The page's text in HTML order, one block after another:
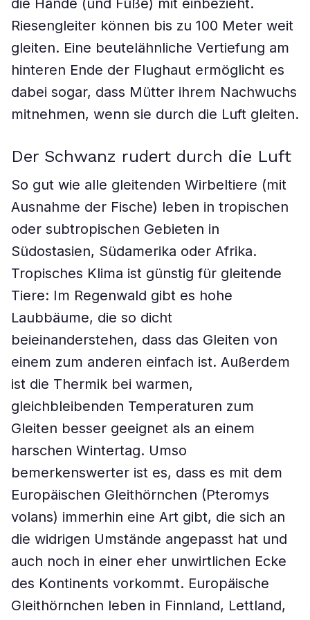
die Hände (und Füße) mit einbezieht.
Riesengleiter können bis zu 100 Meter weit
gleiten. Eine beutelähnliche Vertiefung am
hinteren Ende der Flughaut ermöglicht es
dabei sogar, dass Mütter ihrem Nachwuchs
mitnehmen, wenn sie durch die Luft gleiten.
Der Schwanz rudert durch die Luft
So gut wie alle gleitenden Wirbeltiere (mit
Ausnahme der Fische) leben in tropischen
oder subtropischen Gebieten in
Südostasien, Südamerika oder Afrika.
Tropisches Klima ist günstig für gleitende
Tiere: Im Regenwald gibt es hohe
Laubbäume, die so dicht
beieinanderstehen, dass das Gleiten von
einem zum anderen einfach ist. Außerdem
ist die Thermik bei warmen,
gleichbleibenden Temperaturen zum
Gleiten besser geeignet als an einem
harschen Wintertag. Umso
bemerkenswerter ist es, dass es mit dem
Europäischen Gleithörnchen (Pteromys
volans) immerhin eine Art gibt, die sich an
die widrigen Umstände angepasst hat und
auch noch in einer eher unwirtlichen Ecke
des Kontinents vorkommt. Europäische
Gleithörnchen leben in Finnland, Lettland,